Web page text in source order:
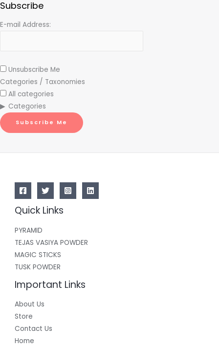
Subscribe
E-mail Address:
Unsubscribe Me
Categories / Taxonomies
All categories
Categories
Subscribe Me
Quick Links
PYRAMID
TEJAS VASIYA POWDER
MAGIC STICKS
TUSK POWDER
Important Links
About Us
Store
Contact Us
Home